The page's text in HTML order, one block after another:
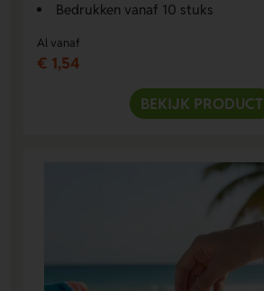
Bedrukken vanaf 10 stuks
Al vanaf
€ 1,54
BEKIJK PRODUCT